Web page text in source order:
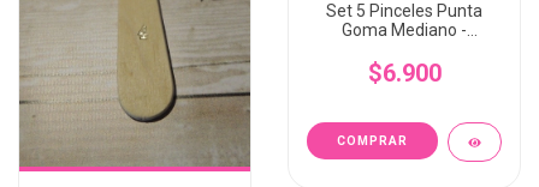
Set 5 Pinceles Punta
Goma Mediano -
$6.900